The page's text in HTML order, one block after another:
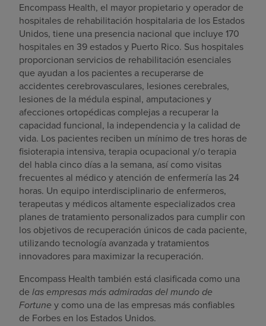
Encompass Health, el mayor propietario y operador de
hospitales de rehabilitación hospitalaria de los Estados
Unidos, tiene una presencia nacional que incluye 170
hospitales en 39 estados y Puerto Rico. Sus hospitales
proporcionan servicios de rehabilitación esenciales
que ayudan a los pacientes a recuperarse de
accidentes cerebrovasculares, lesiones cerebrales,
lesiones de la médula espinal, amputaciones y
afecciones ortopédicas complejas a recuperar la
capacidad funcional, la independencia y la calidad de
vida. Los pacientes reciben un mínimo de tres horas de
fisioterapia intensiva, terapia ocupacional y/o terapia
del habla cinco días a la semana, así como visitas
frecuentes al médico y atención de enfermería las 24
horas. Un equipo interdisciplinario de enfermeros,
terapeutas y médicos altamente especializados crea
planes de tratamiento personalizados para cumplir con
los objetivos de recuperación únicos de cada paciente,
utilizando tecnología avanzada y tratamientos
innovadores para maximizar la recuperación.
Encompass Health también está clasificada como una
de las empresas más admiradas del mundo de
Fortune y como una de las empresas más confiables
de Forbes en los Estados Unidos.